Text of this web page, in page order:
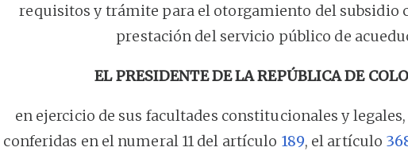
requisitos y trámite para el otorgamiento del subsidio
prestación del servicio público de
EL PRESIDENTE DE LA REPÚBLICA DE
en ejercicio de sus facultades constitucionales y
conferidas en el numeral 11 del artículo 189, el artículo